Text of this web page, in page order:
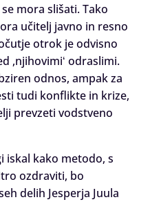
mora slišati. Tako
učitelj javno in resno
otrok je odvisno
,njihovimiʻ odraslimi.
odnos, ampak za
tudi konflikte in krize,
prevzeti vodstveno
iskal kako metodo, s
ozdraviti, bo
delih Jesperja Juula